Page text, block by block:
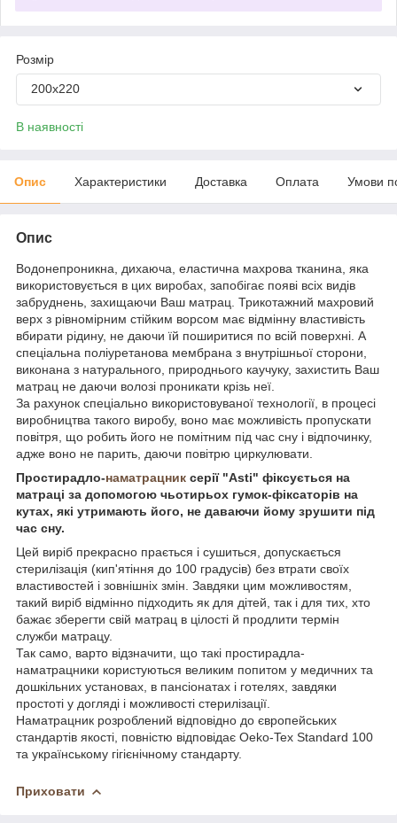
Розмір
200x220
В наявності
Опис Характеристики Доставка Оплата Умови
Опис
Водонепроникна, дихаюча, еластична махрова тканина, яка
використовується в цих виробах, запобігає появі всіх видів
забруднень, захищаючи Ваш матрац. Трикотажний махровий
верх з рівномірним стійким ворсом має відмінну властивість
вбирати рідину, не даючи їй поширитися по всій поверхні. А
спеціальна поліуретанова мембрана з внутрішньої сторони,
виконана з натурального, природнього каучуку, захистить Ваш
матрац не даючи волозі проникати крізь неї.
За рахунок спеціально використовуваної технології, в процесі
виробництва такого виробу, воно має можливість пропускати
повітря, що робить його не помітним під час сну і відпочинку,
адже воно не парить, даючи повітрю циркулювати.
Простирадло-наматрацник серії "Asti" фіксується на
матраці за допомогою чьотирьох гумок-фіксаторів на
кутах, які утримають його, не даваючи йому зрушити під
час сну.
Цей виріб прекрасно прається і сушиться, допускається
стерилізація (кип'ятіння до 100 градусів) без втрати своїх
властивостей і зовнішніх змін. Завдяки цим можливостям,
такий виріб відмінно підходить як для дітей, так і для тих, хто
бажає зберегти свій матрац в цілості й продлити термін
служби матрацу.
Так само, варто відзначити, що такі простирадла-
наматрацники користуються великим попитом у медичних та
дошкільних установах, в пансіонатах і готелях, завдяки
простоті у догляді і можливості стерилізації.
Наматрацник розроблений відповідно до європейських
стандартів якості, повністю відповідає Oeko-Tex Standard 100
та українському гігієнічному стандарту.
Приховати